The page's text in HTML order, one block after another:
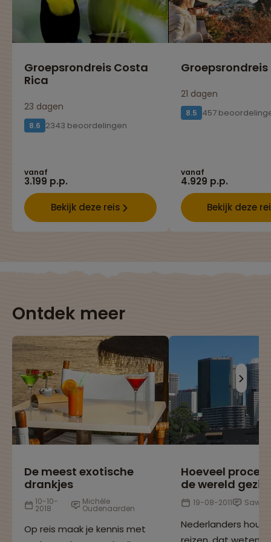
Groepsrondreis Costa
Rica
23 dagen
8.6 2343 beoordelingen
vanaf
3.199 p.p.
Bekijk deze reis
21 dagen
8.5 457
vanaf
4.929 p.p.
Bekijk deze
Ontdek meer
De meest exotische
drankjes
10-10-
2018
Michèle
Oudenaarden
Op reis maak je kennis met
Hoeveel
de wereld
19-08-2011
Nederlanders